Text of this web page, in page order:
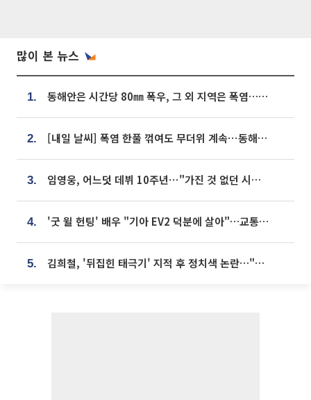
많이 본 뉴스
1. 동해안은 시간당 80㎜ 폭우, 그 외 지역은 폭염…‘극과 극 날씨’
2. [내일 날씨] 폭염 한풀 꺾여도 무더위 계속⋯동해안 이틀 연속 비
3. 임영웅, 어느덧 데뷔 10주년⋯"가진 것 없던 시절, 내 앞엔 20명의 팬뿐"
4. '굿 윌 헌팅' 배우 "기아 EV2 덕분에 살아"…교통사고 후 안전성 극찬
5. 김희철, '뒤집힌 태극기' 지적 후 정치색 논란…"좌우 떠나 우리나라 국기"